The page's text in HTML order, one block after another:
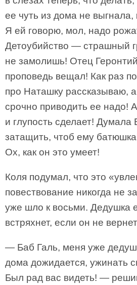
ее чуть из дома не выгнала,
Я ей говорю, мол, надо
Детоубийство — страшный
не замолишь! Отец
проповедь вещал! Как раз
про Наташку рассказываю,
срочно приводить ее надо!
и глупость сделает! Думала
затащить, чтоб ему батюшка
Ох, как он это умеет!
Коля подумал, что это
повествование никогда не
уже шло к восьми. Дедушка
встряхнет, если он не
— Баб Галь, меня уже
дома дожидается, ужинать
Был рад вас видеть! —